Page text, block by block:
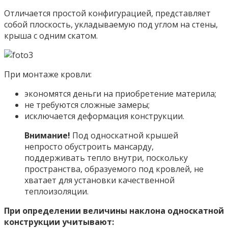
Отличается простой конфигурацией, представляет
собой плоскость, укладываемую под углом на стены,
крыша с одним скатом.
При монтаже кровли:
экономятся деньги на приобретение материла;
не требуются сложные замеры;
исключается деформация конструкции.
Внимание! Под односкатной крышей
непросто обустроить мансарду,
поддерживать тепло внутри, поскольку
пространства, образуемого под кровлей, не
хватает для установки качественной
теплоизоляции.
При определении величины наклона односкатной
конструкции учитывают: